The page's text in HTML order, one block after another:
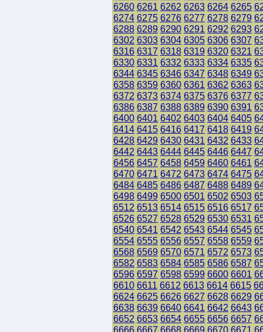
6260 6261 6262 6263 6264 6265
6274 6275 6276 6277 6278 6279
6288 6289 6290 6291 6292 6293
6302 6303 6304 6305 6306 6307
6316 6317 6318 6319 6320 6321
6330 6331 6332 6333 6334 6335
6344 6345 6346 6347 6348 6349
6358 6359 6360 6361 6362 6363
6372 6373 6374 6375 6376 6377
6386 6387 6388 6389 6390 6391
6400 6401 6402 6403 6404 6405
6414 6415 6416 6417 6418 6419
6428 6429 6430 6431 6432 6433
6442 6443 6444 6445 6446 6447
6456 6457 6458 6459 6460 6461
6470 6471 6472 6473 6474 6475
6484 6485 6486 6487 6488 6489
6498 6499 6500 6501 6502 6503
6512 6513 6514 6515 6516 6517
6526 6527 6528 6529 6530 6531
6540 6541 6542 6543 6544 6545
6554 6555 6556 6557 6558 6559
6568 6569 6570 6571 6572 6573
6582 6583 6584 6585 6586 6587
6596 6597 6598 6599 6600 6601
6610 6611 6612 6613 6614 6615
6624 6625 6626 6627 6628 6629
6638 6639 6640 6641 6642 6643
6652 6653 6654 6655 6656 6657
6666 6667 6668 6669 6670 6671